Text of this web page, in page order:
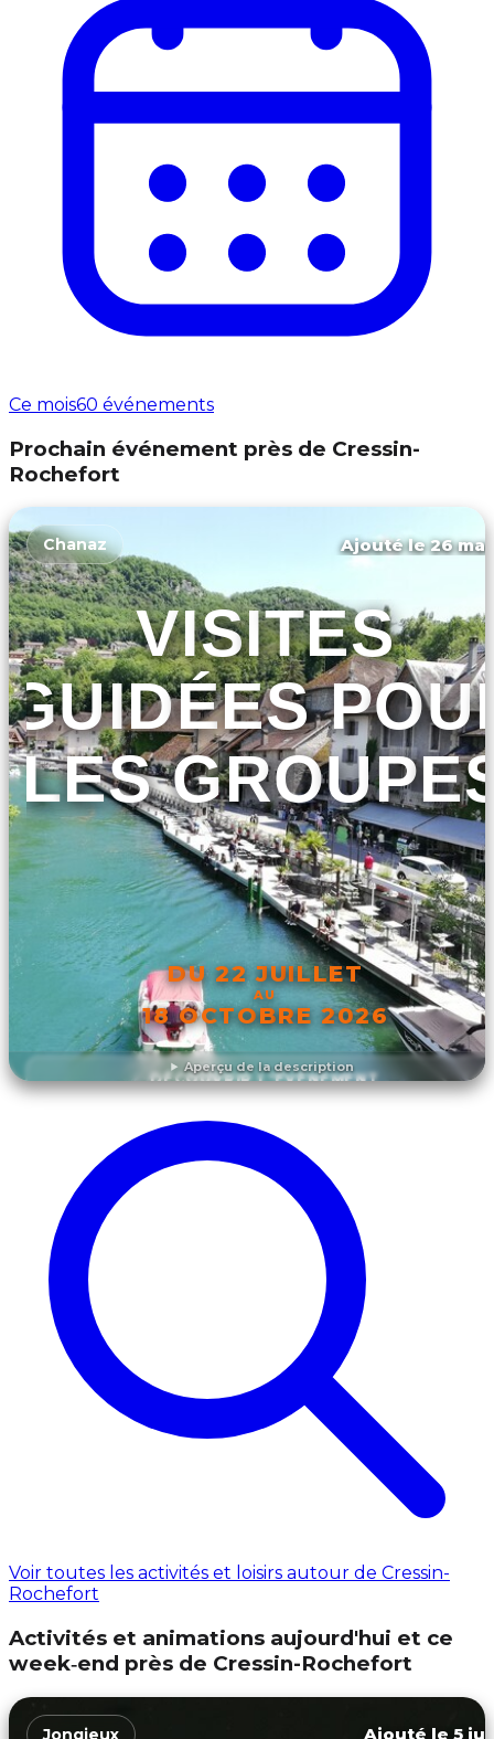
Ce mois60 événements
Prochain événement près de Cressin-
Rochefort
Aperçu de la description
Chanaz Ajouté le 26
VISITES
GUIDÉES
LES
DU 22 JUILLET
AU
18 OCTOBRE 2026
DÉCOUVRIR L'ÉVÉNEMENT
Voir toutes les activités et loisirs autour de Cressin-
Rochefort
Activités et animations aujourd'hui et ce
week‑end près de Cressin-Rochefort
Jongieux Ajouté le 5